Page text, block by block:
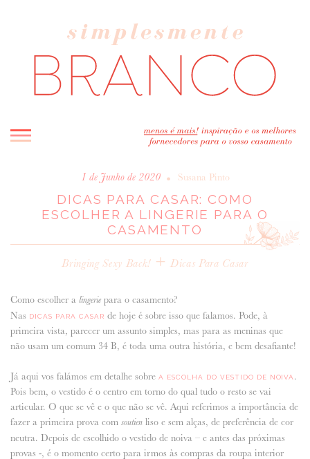
INICIO
BLOG
MELHOR INSPIRAÇÃO
REAL WEDDINGS & EDITORIAIS
FORNECEDORES RECOMENDADOS
ANUNCIE CONNOSCO
1 de Junho de 2020 • Susana Pinto
DICAS PARA CASAR: COMO
ESCOLHER A LINGERIE PARA O
CASAMENTO
Bringing Sexy Back! + Dicas Para Casar
Como escolher a lingerie para o casamento?
Nas DICAS PARA CASAR de hoje é sobre isso que falamos. Pode, à
primeira vista, parecer um assunto simples, mas para as meninas que
não usam um comum 34 B, é toda uma outra história, e bem desafiante!
Já aqui vos falámos em detalhe sobre A ESCOLHA DO VESTIDO DE NOIVA .
Pois bem, o vestido é o centro em torno do qual tudo o resto se vai
articular. O que se vê e o que não se vê. Aqui referimos a importância de
fazer a primeira prova com soutien liso e sem alças, de preferência de cor
neutra. Depois de escolhido o vestido de noiva – e antes das próximas
provas -, é o momento certo para irmos às compras da roupa interior